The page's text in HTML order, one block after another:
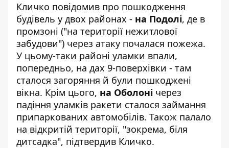
Кличко повідомив про пошкодження
будівель у двох районах - на Подолі, де в
промзоні ("на території нежитлової
забудови") через атаку почалася пожежа.
У цьому-таки районі уламки впали,
попередньо, на дах 9-поверхівки - там
сталося загоряння й були пошкоджені
вікна. Крім цього, на Оболоні через
падіння уламків ракети сталося займання
припаркованих автомобілів. Також палало
на відкритій території, "зокрема, біля
дитсадка", підтвердив Кличко.